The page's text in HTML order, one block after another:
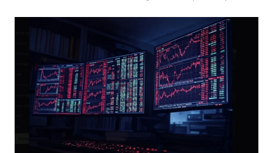
democratizou os investimentos e trouxe milhões de novos
participantes para a bolsa. Mas, junto com essa facilidade,
surgiu um comportamento que […]